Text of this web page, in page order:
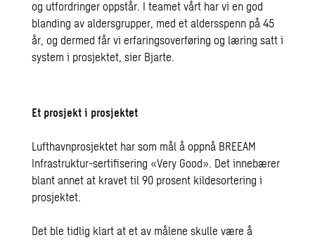
og utfordringer oppstår. I teamet vårt har vi en god
blanding av aldersgrupper, med et aldersspenn på 45
år, og dermed får vi erfaringsoverføring og læring satt i
system i prosjektet, sier Bjarte.
Et prosjekt i prosjektet
Lufthavnprosjektet har som mål å oppnå BREEAM
Infrastruktur-sertifisering «Very Good». Det innebærer
blant annet at kravet til 90 prosent kildesortering i
prosjektet.
Det ble tidlig klart at et av målene skulle være å